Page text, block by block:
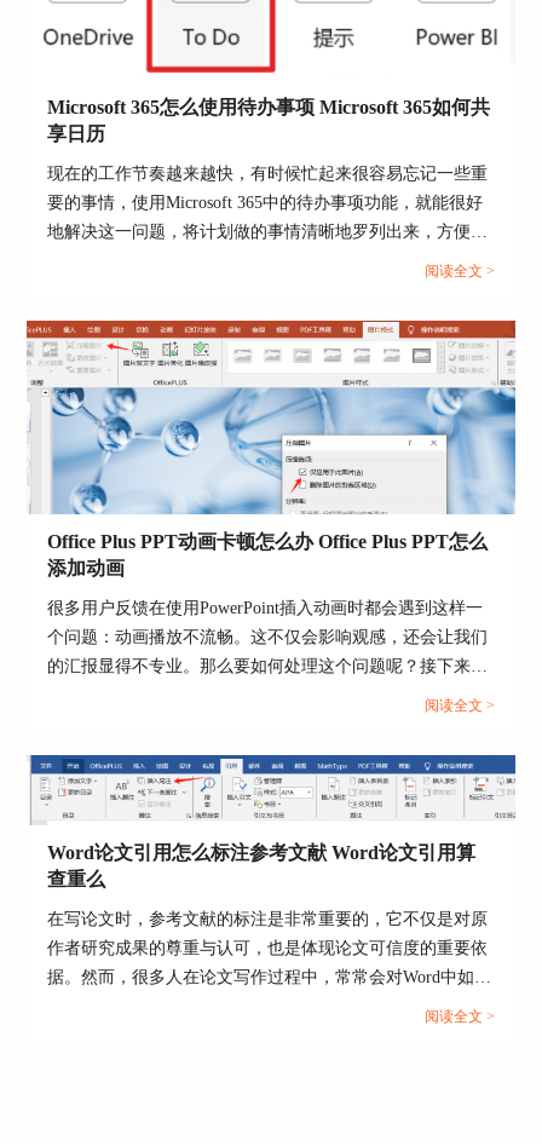
3. 在右侧的代码窗口中输入以下代码：
Sub 拆分工作表()
Dim ws As Worksheet
Dim wb As Workbook
For Each ws In ThisWorkbook.Worksheets
ws.Copy Before:=wb.Worksheets(1)
wb.SaveAs ThisWorkbook.Path & "\" & ws.Name &
".xlsx"
wb.Close False
Next ws
End Sub
图4：VBA代码
3.点击运行按钮或按F5键执行代码，就可以看到当
前工作簿中的每个工作表都被保存为了一个单独的
工作簿，文件名与工作表名称相同。
Microsoft 365怎么使用待办事项 Microsoft 365如何共
享日历
现在的工作节奏越来越快，有时候忙起来很容易忘记一些重
要的事情，使用Microsoft 365中的待办事项功能，就能很好
地解决这一问题，将计划做的事情清晰地罗列出来，方便随
时查看和跟进，下面就带大家了解一下Microsoft 365怎么使
阅读全文 >
Office Plus PPT动画卡顿怎么办 Office Plus PPT怎么
添加动画
很多用户反馈在使用PowerPoint插入动画时都会遇到这样一
个问题：动画播放不流畅。这不仅会影响观感，还会让我们
的汇报显得不专业。那么要如何处理这个问题呢？接下来本
文将从Office Plus PPT动画卡顿怎么办， Office Plus PPT怎
阅读全文 >
Word论文引用怎么标注参考文献 Word论文引用算
查重么
在写论文时，参考文献的标注是非常重要的，它不仅是对原
作者研究成果的尊重与认可，也是体现论文可信度的重要依
据。然而，很多人在论文写作过程中，常常会对Word中如何
正确插入参考文献以及参考文献标注的格式规范等问题感到
阅读全文 >